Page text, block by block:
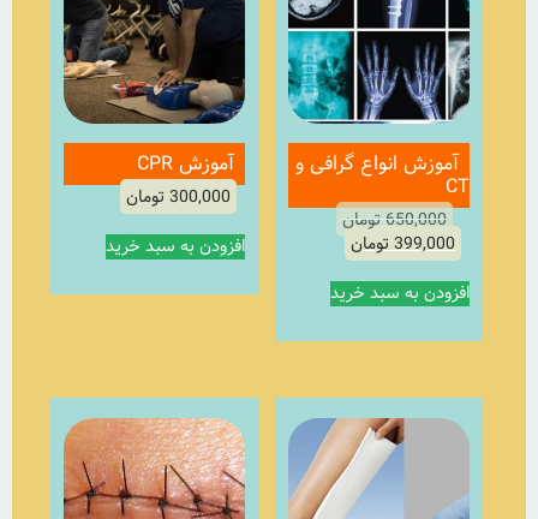
آموزش انواع گرافی و
CT
650,000تومان
399,000تومان
افزودن به سبد خرید
آموزش CPR
300,000 تومان
افزودن به سبد خرید